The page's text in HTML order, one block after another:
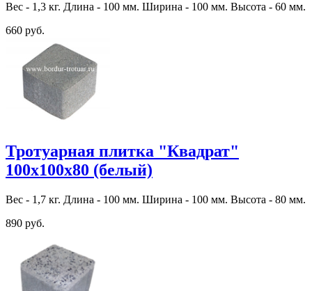
Вес - 1,3 кг. Длина - 100 мм. Ширина - 100 мм. Высота - 60 мм.
660 руб.
Тротуарная плитка "Квадрат"
100х100х80 (белый)
Вес - 1,7 кг. Длина - 100 мм. Ширина - 100 мм. Высота - 80 мм.
890 руб.